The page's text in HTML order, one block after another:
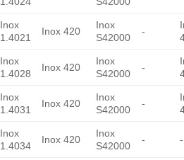
Inox
1.4021
Inox 420
Inox
S42000
-
Inox
1.4028
Inox 420
Inox
S42000
-
Inox
1.4031
Inox 420
Inox
S42000
-
Inox
1.4034
Inox 420
Inox
S42000
- -